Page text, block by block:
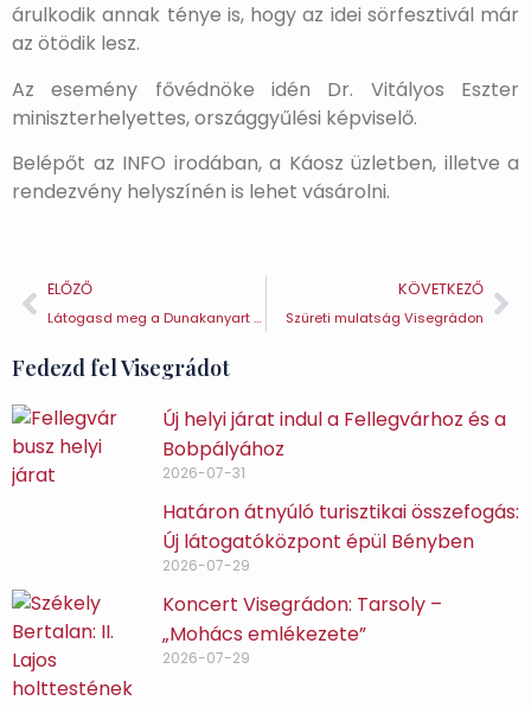
árulkodik annak ténye is, hogy az idei sörfesztivál már
az ötödik lesz.
Az esemény fővédnöke idén Dr. Vitályos Eszter
miniszterhelyettes, országgyűlési képviselő.
Belépőt az INFO irodában, a Káosz üzletben, illetve a
rendezvény helyszínén is lehet vásárolni.
ELŐZŐ
Látogasd meg a Dunakanyart a Mahart hajójárataival
KÖVETKEZŐ
Szüreti mulatság Visegrádon
Fedezd fel Visegrádot
Új helyi járat indul a Fellegvárhoz és a
Bobpályához
2026-07-31
Határon átnyúló turisztikai összefogás:
Új látogatóközpont épül Bényben
2026-07-29
Koncert Visegrádon: Tarsoly –
„Mohács emlékezete”
2026-07-29